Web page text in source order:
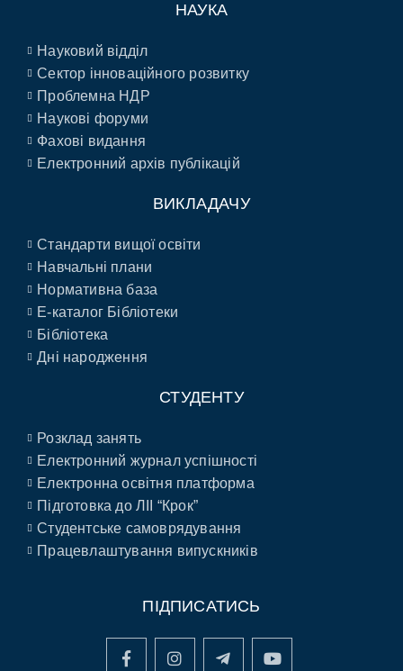
НАУКА
Науковий відділ
Сектор інноваційного розвитку
Проблемна НДР
Наукові форуми
Фахові видання
Електронний архів публікацій
ВИКЛАДАЧУ
Стандарти вищої освіти
Навчальні плани
Нормативна база
E-каталог Бібліотеки
Бібліотека
Дні народження
СТУДЕНТУ
Розклад занять
Електронний журнал успішності
Електронна освітня платформа
Підготовка до ЛІІ “Крок”
Студентське самоврядування
Працевлаштування випускників
ПІДПИСАТИСЬ